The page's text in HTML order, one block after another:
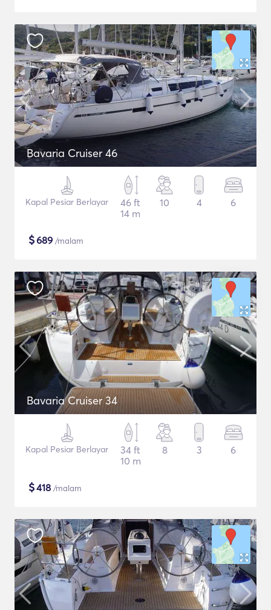
Bavaria Cruiser 46
Kapal Pesiar Berlayar
46 ft
14 m
10 4 6
$689 /malam
Bavaria Cruiser 34
Kapal Pesiar Berlayar
34 ft
10 m
8 3 6
$418 /malam